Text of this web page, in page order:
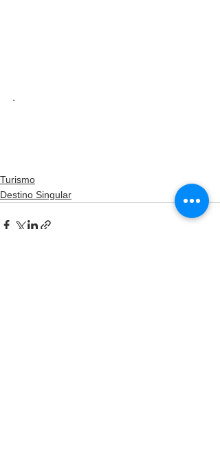
.
Turismo
Destino Singular